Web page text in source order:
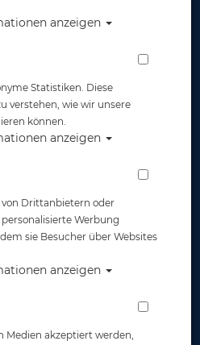
anzeigen
Statistiken. Diese
verstehen, wie wir unsere
können.
anzeigen
Drittanbietern oder
Werbung
sie Besucher über Websites
anzeigen
Medien akzeptiert werden,